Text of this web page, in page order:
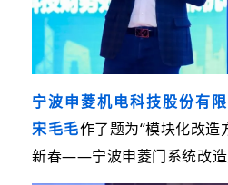
宁波申菱机电科技股份有
宋毛毛作了题为“模块化改造
新春——宁波申菱门系统改造